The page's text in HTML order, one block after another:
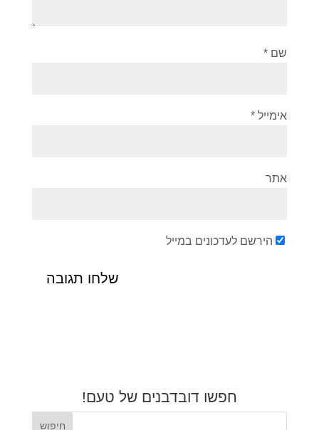
שם *
אימייל *
אתר
הירשם לעדכונים במייל
חפשו דובדבנים של טעם!